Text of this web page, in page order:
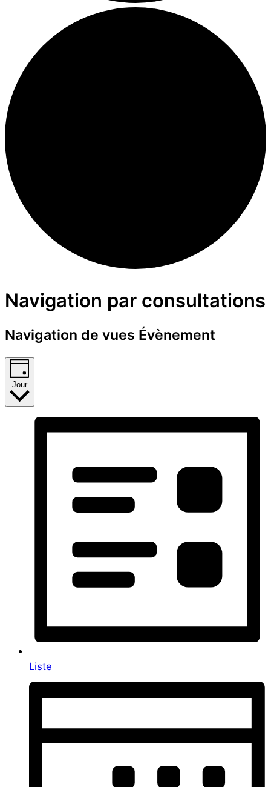
Évènements
for
23
mai
2026
Navigation par consultations
Navigation de vues Évènement
Jour
Liste